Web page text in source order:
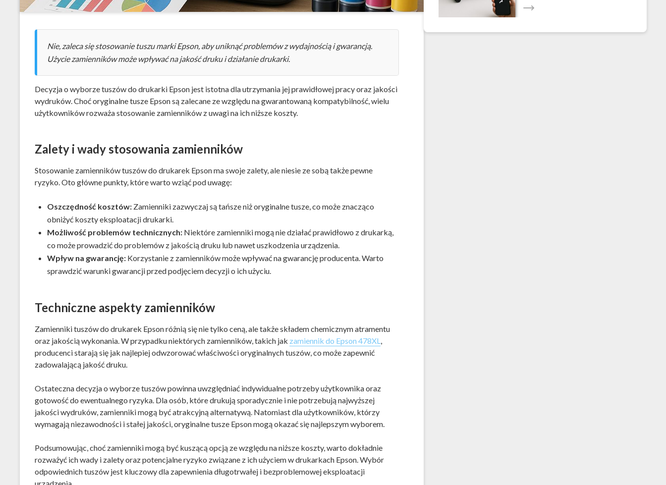
Nie, zaleca się stosowanie tuszu marki Epson, aby uniknąć problemów z wydajnością i gwarancją.
Użycie zamienników może wpływać na jakość druku i działanie drukarki.
Decyzja o wyborze tuszów do drukarki Epson jest istotna dla utrzymania jej prawidłowej pracy oraz jakości
wydruków. Choć oryginalne tusze Epson są zalecane ze względu na gwarantowaną kompatybilność, wielu
użytkowników rozważa stosowanie zamienników z uwagi na ich niższe koszty.
Zalety i wady stosowania zamienników
Stosowanie zamienników tuszów do drukarek Epson ma swoje zalety, ale niesie ze sobą także pewne
ryzyko. Oto główne punkty, które warto wziąć pod uwagę:
Oszczędność kosztów:Zamienniki zazwyczaj są tańsze niż oryginalne tusze, co może znacząco
obniżyć koszty eksploatacji drukarki.
Możliwość problemów technicznych:Niektóre zamienniki mogą nie działać prawidłowo z drukarką,
co może prowadzić do problemów z jakością druku lub nawet uszkodzenia urządzenia.
Wpływ na gwarancję:Korzystanie z zamienników może wpływać na gwarancję producenta. Warto
sprawdzić warunki gwarancji przed podjęciem decyzji o ich użyciu.
Techniczne aspekty zamienników
Zamienniki tuszów do drukarek Epson różnią się nie tylko ceną, ale także składem chemicznym atramentu
oraz jakością wykonania. W przypadku niektórych zamienników, takich jak zamiennik do Epson 478XL,
producenci starają się jak najlepiej odwzorować właściwości oryginalnych tuszów, co może zapewnić
zadowalającą jakość druku.
Ostateczna decyzja o wyborze tuszów powinna uwzględniać indywidualne potrzeby użytkownika oraz
gotowość do ewentualnego ryzyka. Dla osób, które drukują sporadycznie i nie potrzebują najwyższej
jakości wydruków, zamienniki mogą być atrakcyjną alternatywą. Natomiast dla użytkowników, którzy
wymagają niezawodności i stałej jakości, oryginalne tusze Epson mogą okazać się najlepszym wyborem.
Podsumowując, choć zamienniki mogą być kuszącą opcją ze względu na niższe koszty, warto dokładnie
rozważyć ich wady i zalety oraz potencjalne ryzyko związane z ich użyciem w drukarkach Epson. Wybór
odpowiednich tuszów jest kluczowy dla zapewnienia długotrwałej i bezproblemowej eksploatacji
się z nową siecią Wi-Fi?